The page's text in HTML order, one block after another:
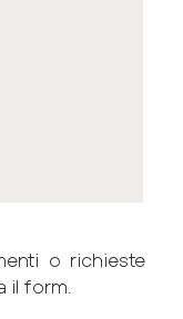
o richieste
il form.